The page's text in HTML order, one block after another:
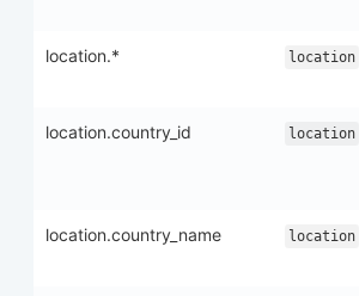
location.* location
location.country_id location
location.country_name location